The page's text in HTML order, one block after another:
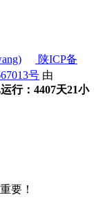
陕ICP备
号 由
行：4407天21小
要！